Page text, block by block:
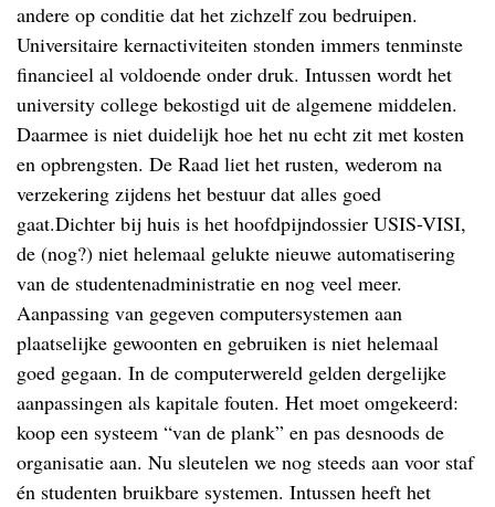
andere op conditie dat het zichzelf zou bedruipen.
Universitaire kernactiviteiten stonden immers tenminste
financieel al voldoende onder druk. Intussen wordt het
university college bekostigd uit de algemene middelen.
Daarmee is niet duidelijk hoe het nu echt zit met kosten
en opbrengsten. De Raad liet het rusten, wederom na
verzekering zijdens het bestuur dat alles goed
gaat.Dichter bij huis is het hoofdpijndossier USIS-VISI,
de (nog?) niet helemaal gelukte nieuwe automatisering
van de studentenadministratie en nog veel meer.
Aanpassing van gegeven computersystemen aan
plaatselijke gewoonten en gebruiken is niet helemaal
goed gegaan. In de computerwereld gelden dergelijke
aanpassingen als kapitale fouten. Het moet omgekeerd:
koop een systeem “van de plank” en pas desnoods de
organisatie aan. Nu sleutelen we nog steeds aan voor staf
én studenten bruikbare systemen. Intussen heeft het